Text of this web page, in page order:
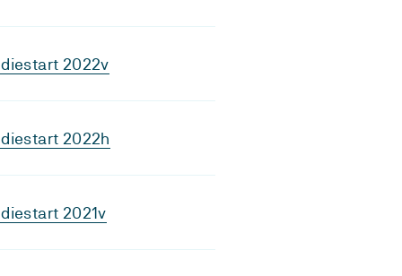
2022v
2022h
2021v